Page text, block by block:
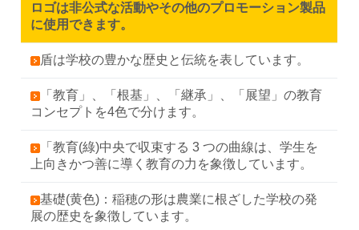
ロゴは非公式な活動やその他のプロモーション製品
に使用できます。
盾は学校の豊かな歴史と伝統を表しています。
「教育」、「根基」、「継承」、「展望」の教育
コンセプトを4色で分けます。
「教育(綠)中央で収束する 3 つの曲線は、学生を
上向きかつ善に導く教育の力を象徴しています。
基礎(黄色)：稲穂の形は農業に根ざした学校の発
展の歴史を象徴しています。